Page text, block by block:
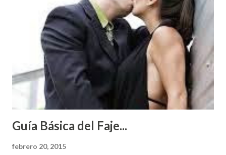
Guía Básica del Faje...
febrero 20, 2015